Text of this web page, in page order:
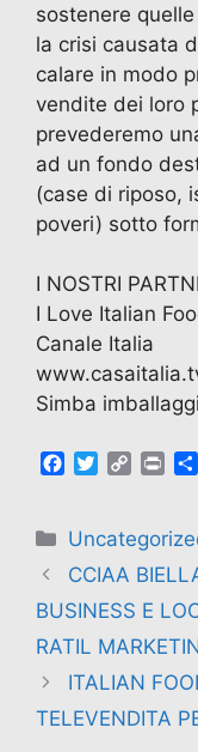
sostenere
la crisi causata
calare in modo
vendite dei loro
prevederemo
ad un fondo
(case di riposo,
poveri) sotto
I NOSTRI
I Love Italian
Canale Italia
Simba imballaggi
e
o
o
t
e
r
C
y
L
n
n
CCIAA
BUSINESS E
RATIL
ITALIAN
TELEVENDITA